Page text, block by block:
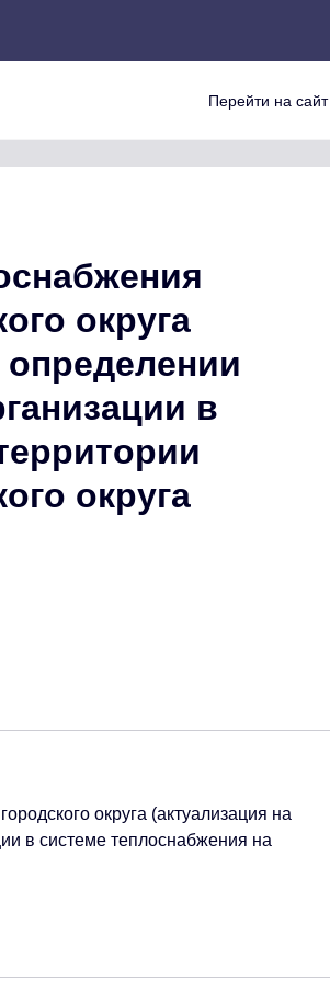
Перейти на
округа
определении
в
округа
округа (актуализация на
в системе теплоснабжения на